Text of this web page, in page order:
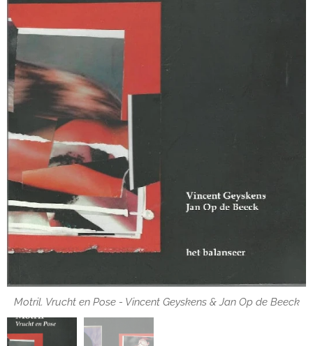
Motril. Vrucht en Pose - Vincent Geyskens & Jan Op de Beeck
Motril. Vrucht en Pose - Vincent Geyskens & Jan Op de Beeck